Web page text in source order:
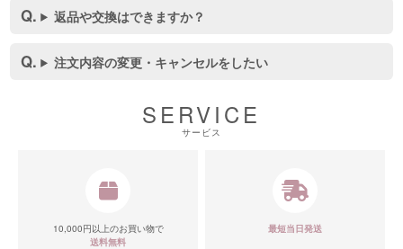
返品や交換はできますか？
注文内容の変更・キャンセルをしたい
SERVICE
サービス
10,000円以上のお買い物で
送料無料
最短当日発送